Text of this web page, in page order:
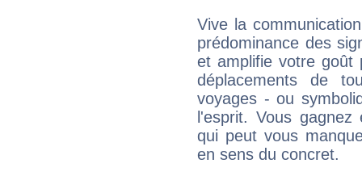
Vive la
prédominance des
et amplifie votre goût
déplacements de
voyages - ou
l'esprit. Vous
qui peut vous
en sens du concret.